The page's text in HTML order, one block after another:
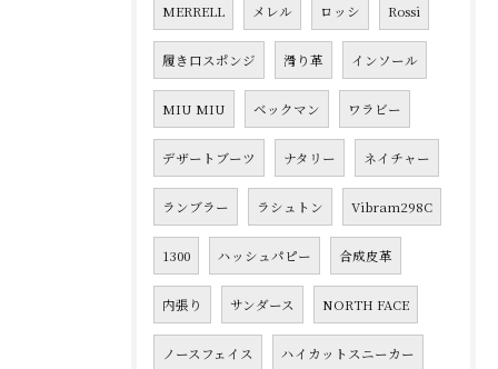
MERRELL メレル ロッシ Rossi
履き口スポンジ 滑り革 インソール
MIU MIU ベックマン ワラビー
デザートブーツ ナタリー ネイチャー
ランブラー ラシュトン Vibram298C
1300 ハッシュパピー 合成皮革
内張り サンダース NORTH FACE
ノースフェイス ハイカットスニーカー